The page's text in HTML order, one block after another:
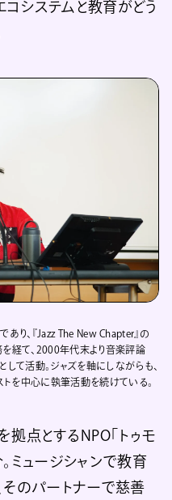
システムと教育がどう
り、『Jazz The New Chapter』の
を経て、2000年代末より音楽評論
て活動。ジャズを軸にしながらも、
を中心に執筆活動を続けている。
拠点とするNPO「トゥモ
ミュージシャンで教育
そのパートナーで慈善